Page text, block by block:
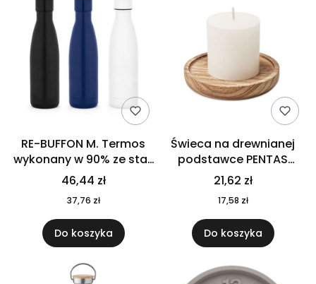
RE-BUFFON M. Termos
wykonany w 90% ze stali
nierdzewnej
pochodzącej z
recyklingu 520 ml 94294
46,44 zł
37,76 zł
Do koszyka
Świeca na drewnianej
podstawce PENTAS
MO6282-40
21,62 zł
17,58 zł
Do koszyka